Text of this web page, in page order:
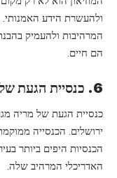
ולהעשרת הידע
המרהיבות ולהעמיק
הם חיים.
6. כנסיית הגעת של מריה מגדלנה
כנסיית הגעת של מריה
ירושלים. הכנסייה
הכנסיות היפים ביותר
האדריכלי המרהיב שלה.